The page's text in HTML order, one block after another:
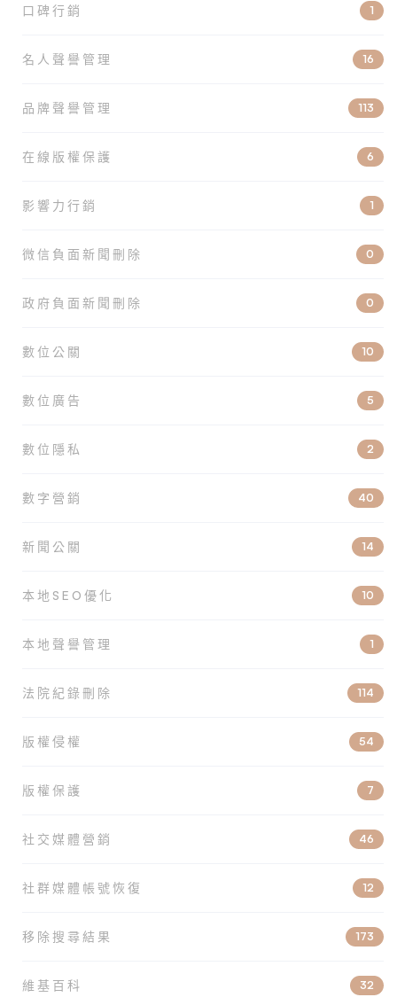
口碑行銷 1
名人聲譽管理 16
品牌聲譽管理 113
在線版權保護 6
影響力行銷 1
微信負面新聞刪除 0
政府負面新聞刪除 0
數位公關 10
數位廣告 5
數位隱私 2
數字營銷 40
新聞公關 14
本地SEO優化 10
本地聲譽管理 1
法院紀錄刪除 114
版權侵權 54
版權保護 7
社交媒體營銷 46
社群媒體帳號恢復 12
移除搜尋結果 173
維基百科 32